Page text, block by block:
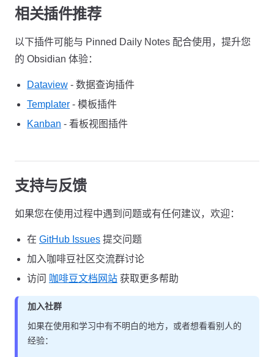
相关插件推荐
以下插件可能与 Pinned Daily Notes 配合使用，提升您
的 Obsidian 体验：
Dataview - 数据查询插件
Templater - 模板插件
Kanban - 看板视图插件
支持与反馈
如果您在使用过程中遇到问题或有任何建议，欢迎：
在 GitHub Issues 提交问题
加入咖啡豆社区交流群讨论
访问 咖啡豆文档网站 获取更多帮助
加入社群
如果在使用和学习中有不明白的地方，或者想看看别人的
经验：